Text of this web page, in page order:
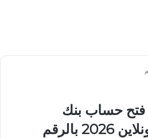
فتح حساب بنك
الخرطوم أونلاين 2026 بالرقم